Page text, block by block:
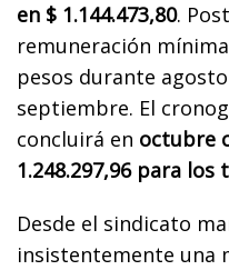
en $ 1.144.473,80.
remuneración mínima
pesos durante agosto
septiembre. El
concluirá en octubre
1.248.297,96 para
Desde el sindicato
insistentemente una